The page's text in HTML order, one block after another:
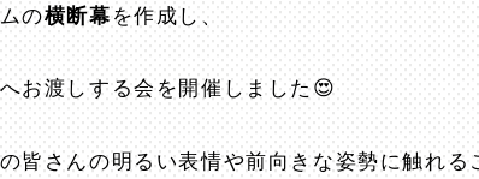
の横断幕 を作成し、
お渡しする会を開催しました😍
皆さんの明るい表情や前向きな姿勢に触れる